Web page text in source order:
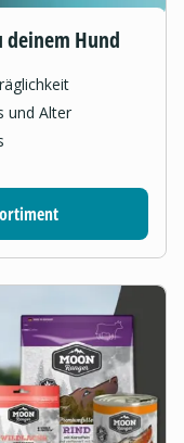
deinem Hund
und Alter